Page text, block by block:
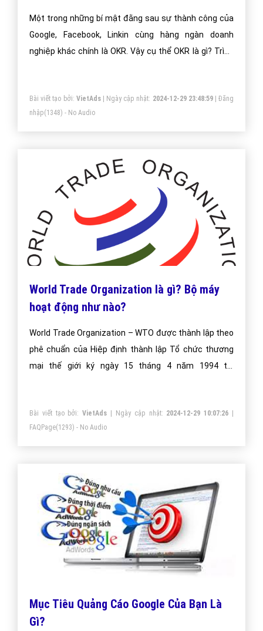
Một trong những bí mật đằng sau sự thành công của
Google, Facebook, Linkin cùng hàng ngàn doanh
nghiệp khác chính là OKR. Vậy cụ thể OKR là gì? Trình
VietAdsGroup.Vn sẽ giúp bạn có cái nhìn tổng quát về
phương thức quản trị mục tiêu OKR, cùng tìm hiểu
nhé!.
Bài viết tạo bởi: VietAds| Ngày cập nhật: 2024-12-29 23:48:59|Đăng
nhập(1348) - No Audio
World Trade Organization là gì? Bộ máy
hoạt động như nào?
World Trade Organization – WTO được thành lập theo
phê chuẩn của Hiệp định thành lập Tổ chức thương
mại thế giới ký ngày 15 tháng 4 năm 1994 tại
Bài viết tạo bởi:VietAds | Ngày cập nhật: 2024-12-29 10:07:26 |
FAQPage(1293) - No Audio
Mục Tiêu Quảng Cáo Google Của Bạn Là
Gì?